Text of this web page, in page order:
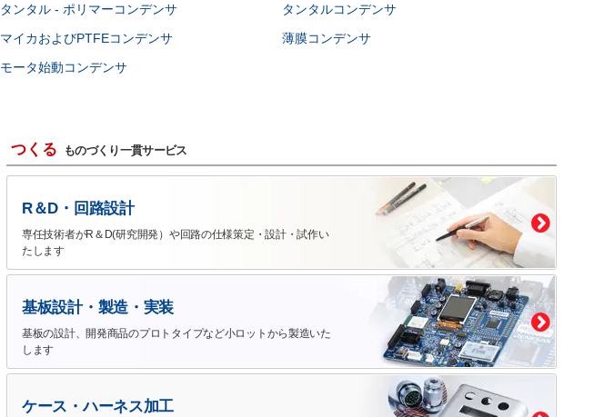
タンタル - ポリマーコンデンサ
タンタルコンデンサ
マイカおよびPTFEコンデンサ
薄膜コンデンサ
モータ始動コンデンサ
つくる ものづくり一貫サービス
R＆D・回路設計
専任技術者がR＆D(研究開発）や回路の仕様策定・設計・試作い
たします
基板設計・製造・実装
基板の設計、開発商品のプロトタイプなど小ロットから製造いた
します
ケース・ハーネス加工